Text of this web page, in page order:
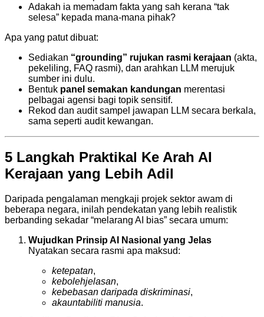
Adakah ia memadam fakta yang sah kerana “tak
selesa” kepada mana-mana pihak?
Apa yang patut dibuat:
Sediakan “grounding” rujukan rasmi kerajaan (akta,
pekeliling, FAQ rasmi), dan arahkan LLM merujuk
sumber ini dulu.
Bentuk panel semakan kandungan merentasi
pelbagai agensi bagi topik sensitif.
Rekod dan audit sampel jawapan LLM secara berkala,
sama seperti audit kewangan.
5 Langkah Praktikal Ke Arah AI
Kerajaan yang Lebih Adil
Daripada pengalaman mengkaji projek sektor awam di
beberapa negara, inilah pendekatan yang lebih realistik
berbanding sekadar “melarang AI bias” secara umum:
Wujudkan Prinsip AI Nasional yang Jelas
Nyatakan secara rasmi apa maksud:
ketepatan,
kebolehjelasan,
kebebasan daripada diskriminasi,
akauntabiliti manusia.